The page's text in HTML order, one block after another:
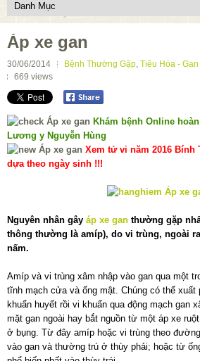
Áp xe gan
30/06/2014 Bệnh Thường Gặp, Tiêu Hóa - Gan
669 views
Khám bệnh Online
Lương y Nguyễn Hùng
Xem tử vi năm 2016 Bính
dựa theo ngày sinh !!!
Nguyên nhân gây áp xe gan thường gặp
thông thường là amíp), do vi trùng, ngoài
nấm.
Amíp và vi trùng xâm nhập vào gan qua một
tĩnh mạch cửa và ống mật. Chúng có thể xuất
khuẩn huyết rồi vi khuẩn qua động mạch gan
mặt gan ngoài hay bắt nguồn từ một áp xe
ở bụng. Từ đây amíp hoặc vi trùng theo
vào gan và thường trú ở thùy phải; hoặc từ